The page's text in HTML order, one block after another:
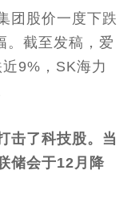
团股价一度下跌
。截至发稿，爱
9%，SK海力
击了科技股。当
储会于12月降